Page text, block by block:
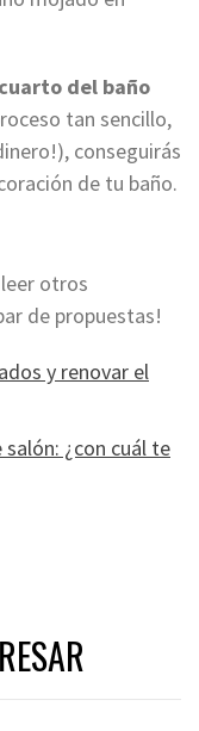
del baño
tan sencillo,
conseguirás
de tu baño.
otros
de propuestas!
y renovar el
¿con cuál te